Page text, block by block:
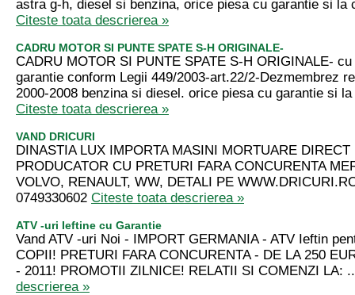
astra g-h, diesel si benzina, orice piesa cu garantie si la
Citeste toata descrierea »
CADRU MOTOR SI PUNTE SPATE S-H ORIGINALE-
CADRU MOTOR SI PUNTE SPATE S-H ORIGINALE-
garantie conform Legii 449/2003-art.22/2-Dezmembrez
2000-2008 benzina si diesel. orice piesa cu garantie si
Citeste toata descrierea »
VAND DRICURI
DINASTIA LUX IMPORTA MASINI MORTUARE DIRECT
PRODUCATOR CU PRETURI FARA CONCURENTA
VOLVO, RENAULT, WW, DETALI PE
0749330602 Citeste toata descrierea »
ATV -uri Ieftine cu Garantie
Vand ATV -uri Noi - IMPORT GERMANIA - ATV Ieftin
COPII! PRETURI FARA CONCURENTA - DE LA 250
- 2011! PROMOTII ZILNICE! RELATII SI COMENZI LA:
descrierea »